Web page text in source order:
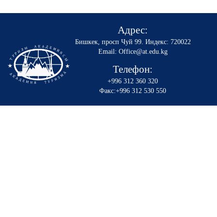
Адрес:
Бишкек, просп Чуй 99. Индекс: 720022
Email: Office@at.edu.kg
Телефон:
+996 312 360 320
Факс:+996 312 530 550